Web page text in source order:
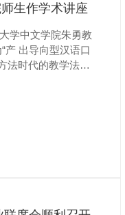
生作学术讲座
学中文学院朱勇教
产 出导向型汉语口
法时代的教学法、
授首先以钟表、
切主题，指出汉